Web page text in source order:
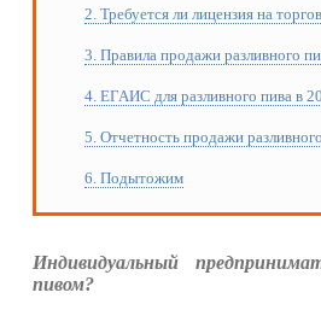
2. Требуется ли лицензия на
3. Правила продажи разливного
4. ЕГАИС для разливного пива в
5. Отчетность продажи
6. Подытожим
Индивидуальный
пивом?